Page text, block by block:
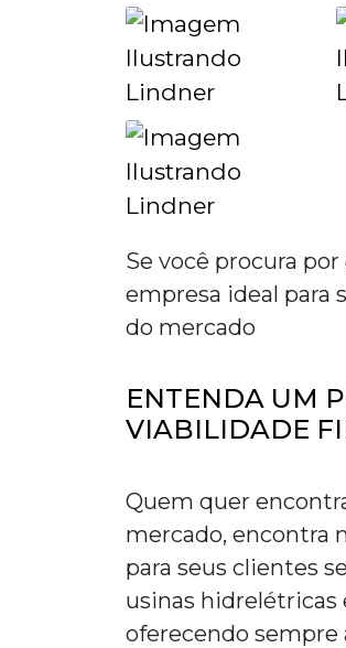
Se você procura por
empresa ideal para
do mercado
ENTENDA UM
VIABILIDADE
Quem quer
mercado, encontra
para seus clientes
usinas hidrelétricas
oferecendo sempre